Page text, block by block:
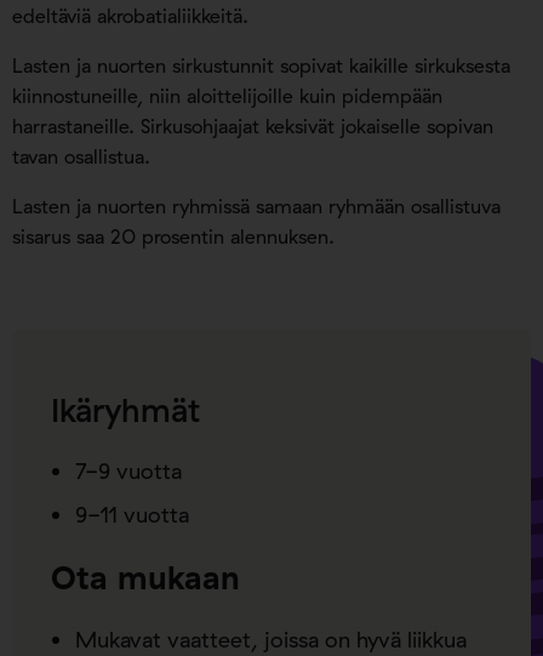
edeltäviä akrobatialiikkeitä.
Lasten ja nuorten sirkustunnit sopivat kaikille sirkuksesta
kiinnostuneille, niin aloittelijoille kuin pidempään
harrastaneille. Sirkusohjaajat keksivät jokaiselle sopivan
tavan osallistua.
Lasten ja nuorten ryhmissä samaan ryhmään osallistuva
sisarus saa 20 prosentin alennuksen.
Ikäryhmät
7-9 vuotta
9-11 vuotta
Ota mukaan
Mukavat vaatteet, joissa on hyvä liikkua